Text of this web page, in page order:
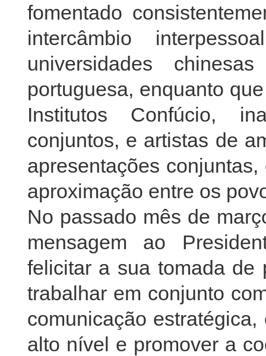
fomentado
intercâmbio
universidades
portuguesa, enquanto
Institutos Confúcio,
conjuntos, e artistas de
apresentações
aproximação entre os
No passado mês de
mensagem ao
felicitar a sua tomada de
trabalhar em conjunto
comunicação
alto nível e promover a